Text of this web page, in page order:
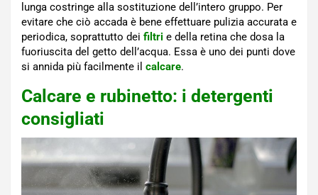
lunga costringe alla sostituzione dell’intero gruppo. Per
evitare che ciò accada è bene effettuare pulizia accurata e
periodica, soprattutto dei filtri e della retina che dosa la
fuoriuscita del getto dell’acqua. Essa è uno dei punti dove
si annida più facilmente il calcare.
Calcare e rubinetto: i detergenti
consigliati